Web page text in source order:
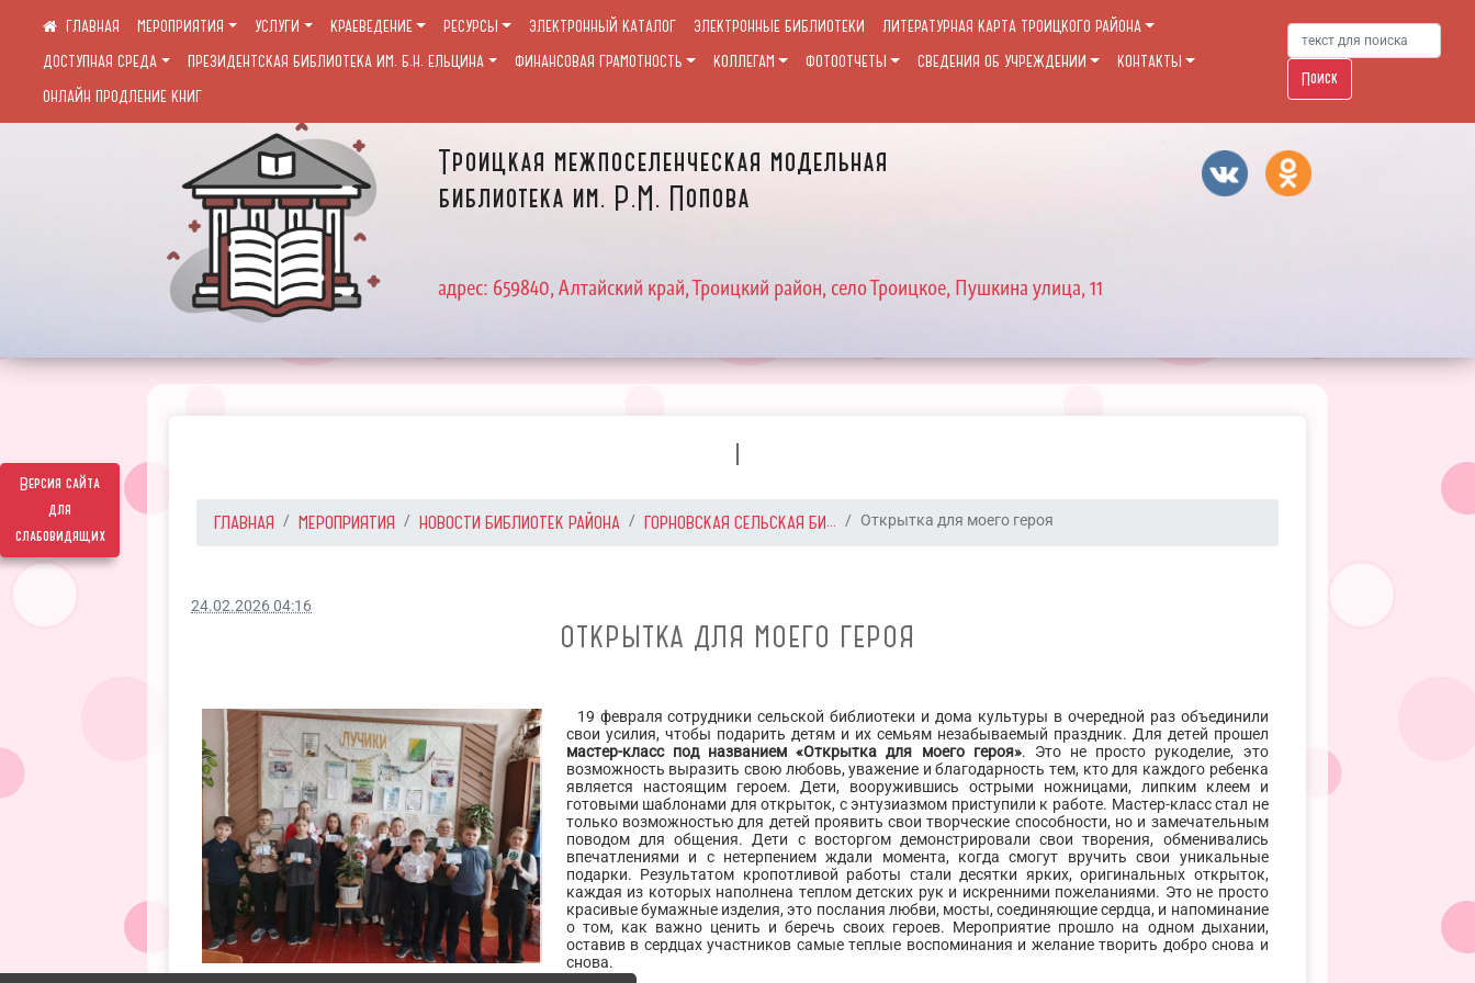
Версия сайта
для
слабовидящих
Троицкая межпоселенческая модельная
библиотека им. Р.М. Попова
адрес: 659840, Алтайский край, Троицкий район, село Троицкое, Пушкина улица, 11
МЕРОПРИЯТИЯ УСЛУГИ КРАЕВЕДЕНИЕ РЕСУРСЫ ЭЛЕКТРОННЫЙ КАТАЛОГ ЭЛЕКТРОННЫЕ БИБЛИОТЕКИ
ЛИТЕРАТУРНАЯ КАРТА ТРОИЦКОГО РАЙОНА
ДОСТУПНАЯ СРЕДА
ПРЕЗИДЕНТСКАЯ БИБЛИОТЕКА ИМ. Б.Н. ЕЛЬЦИНА ФИНАНСОВАЯ ГРАМОТНОСТЬ КОЛЛЕГАМ ФОТООТЧЕТЫ СВЕДЕНИЯ ОБ УЧРЕЖДЕНИИ
КОНТАКТЫ
ОНЛАЙН ПРОДЛЕНИЕ КНИГ
Поиск
I
ГЛАВНАЯ МЕРОПРИЯТИЯ НОВОСТИ БИБЛИОТЕК РАЙОНА ГОРНОВСКАЯ СЕЛЬСКАЯ БИ... Открытка для моего героя
24.02.2026 04:16
ОТКРЫТКА ДЛЯ МОЕГО ГЕРОЯ
19 февраля сотрудники сельской библиотеки и дома культуры в очередной раз объединили
свои усилия, чтобы подарить детям и их семьям незабываемый праздник. Для детей прошел
мастер-класс под названием «Открытка для моего героя». Это не просто рукоделие, это
возможность выразить свою любовь, уважение и благодарность тем, кто для каждого ребенка
является настоящим героем. Дети, вооружившись острыми ножницами, липким клеем и
готовыми шаблонами для открыток, с энтузиазмом приступили к работе. Мастер-класс стал не
только возможностью для детей проявить свои творческие способности, но и замечательным
поводом для общения. Дети с восторгом демонстрировали свои творения, обменивались
впечатлениями и с нетерпением ждали момента, когда смогут вручить свои уникальные
подарки. Результатом кропотливой работы стали десятки ярких, оригинальных открыток,
каждая из которых наполнена теплом детских рук и искренними пожеланиями. Это не просто
красивые бумажные изделия, это послания любви, мосты, соединяющие сердца, и напоминание
о том, как важно ценить и беречь своих героев. Мероприятие прошло на одном дыхании,
оставив в сердцах участников самые теплые воспоминания и желание творить добро снова и
снова.